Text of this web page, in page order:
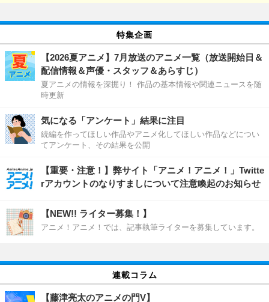
特集企画
【2026夏アニメ】7月放送のアニメ一覧（放送開始日＆
配信情報＆声優・スタッフ＆あらすじ）
夏アニメの情報を深掘り！ 作品の基本情報や関連ニュースを随
時更新
気になる「アンケート」結果に注目
続編を作ってほしい作品やアニメ化してほしい作品などについ
てアンケート、その結果を公開
【重要・注意！】弊サイト「アニメ！アニメ！」Twitte
rアカウントのなりすましについて注意喚起のお知らせ
【NEW!! ライター募集！】
アニメ！アニメ！では、記事執筆ライターを募集しています。
連載コラム
【藤津亮太のアニメの門V】